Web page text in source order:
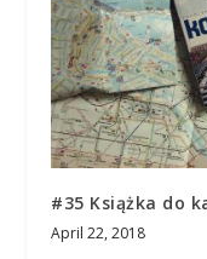
#35 Książka do
April 22, 2018